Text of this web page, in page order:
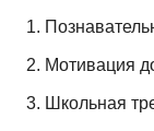
1.
2. Мотивация
3. Школьная